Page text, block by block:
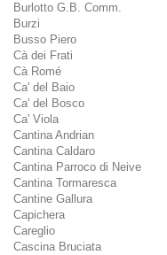
Burlotto G.B. Comm.
Burzi
Busso Piero
Cà dei Frati
Cà Romé
Ca' del Baio
Ca' del Bosco
Ca' Viola
Cantina Andrian
Cantina Caldaro
Cantina Parroco di Neive
Cantina Tormaresca
Cantine Gallura
Capichera
Careglio
Cascina Bruciata